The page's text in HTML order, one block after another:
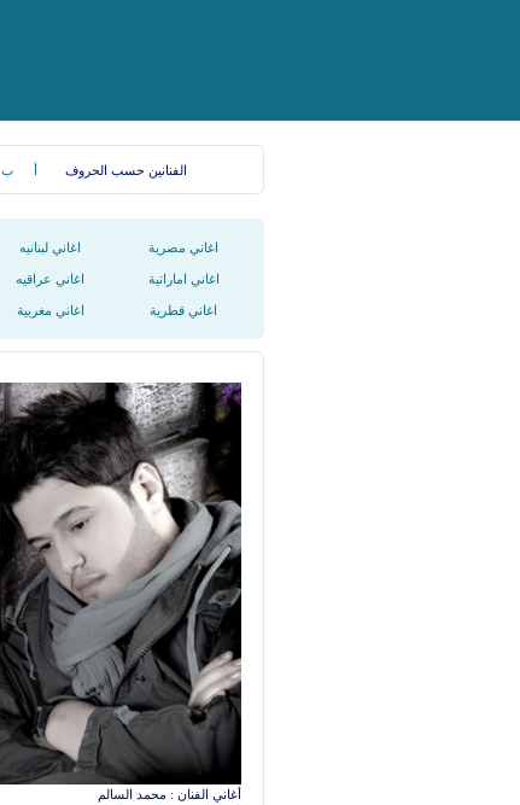
الفنانين حسب الحروف أ ب
اغاني مصرية اغاني لبنانيه
اغاني اماراتية اغاني عراقيه
اغاني قطرية اغاني مغربية
أغاني الفنان : محمد السالم